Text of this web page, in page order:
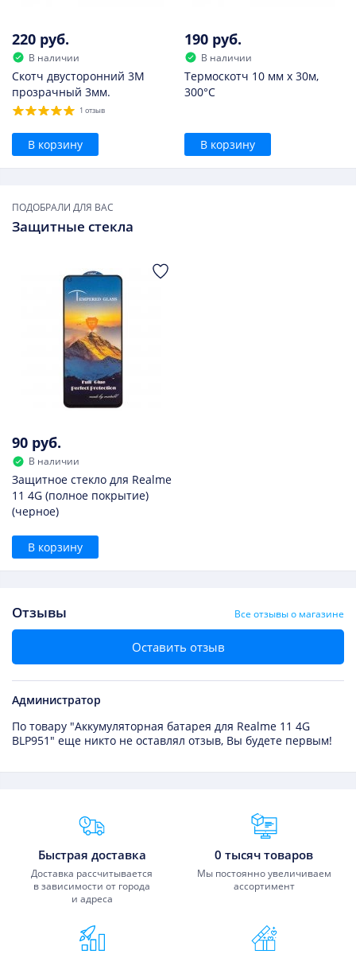
220 руб.
В наличии
Скотч двусторонний 3M
прозрачный 3мм.
1 отзыв
В корзину
190 руб.
В наличии
Термоскотч 10 мм х 30м,
300°С
В корзину
ПОДОБРАЛИ ДЛЯ ВАС
Защитные стекла
90 руб.
В наличии
Защитное стекло для Realme
11 4G (полное покрытие)
(черное)
В корзину
Отзывы Все отзывы о магазине
Оставить отзыв
Администратор
По товару "Аккумуляторная батарея для Realme 11 4G
BLP951" еще никто не оставлял отзыв, Вы будете первым!
Преимущества Fixmobile
Быстрая доставка
Доставка рассчитывается
в зависимости от города
и адреса
0 тысяч товаров
Мы постоянно увеличиваем
ассортимент